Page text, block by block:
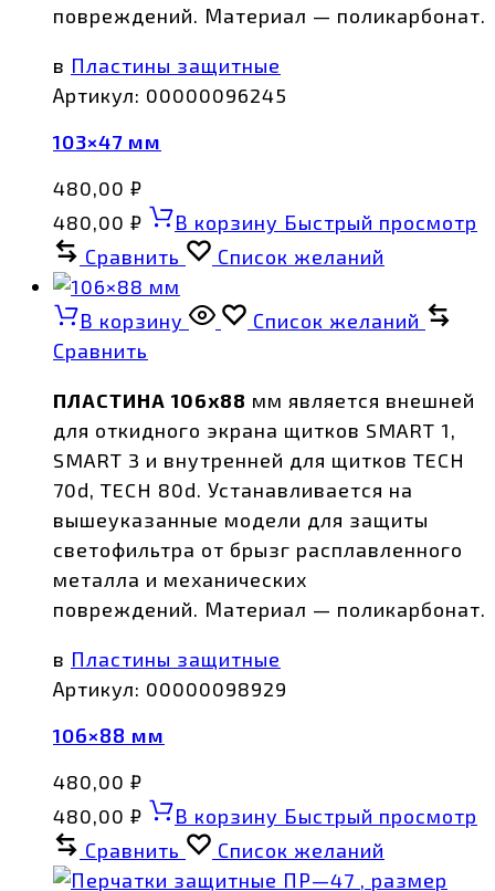
повреждений. Материал — поликарбонат.
в Пластины защитные
Артикул: 00000096245
103×47 мм
480,00 ₽
480,00 ₽ В корзину Быстрый просмотр
Сравнить
Список желаний
В корзину
Список желаний
Сравнить
ПЛАСТИНА 106x88 мм является внешней
для откидного экрана щитков SMART 1,
SMART 3 и внутренней для щитков TECH
70d, TECH 80d. Устанавливается на
вышеуказанные модели для защиты
светофильтра от брызг расплавленного
металла и механических
повреждений. Материал — поликарбонат.
в Пластины защитные
Артикул: 00000098929
106×88 мм
480,00 ₽
480,00 ₽ В корзину Быстрый просмотр
Сравнить
Список желаний